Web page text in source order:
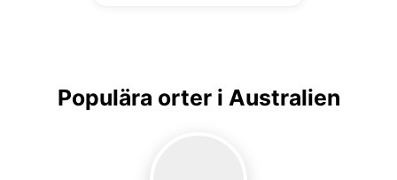
Populära orter i Australien